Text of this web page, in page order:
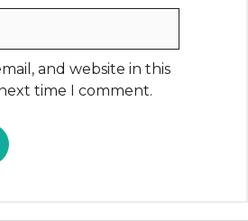
and website in this
time I comment.